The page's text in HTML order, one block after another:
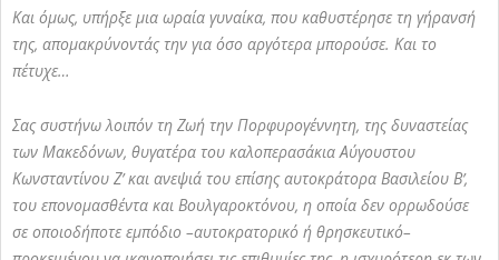
Και όμως, υπήρξε μια ωραία γυναίκα, που καθυστέρησε τη γήρανσή
της, απομακρύνοντάς την για όσο αργότερα μπορούσε. Και το
πέτυχε…
Σας συστήνω λοιπόν τη Ζωή την Πορφυρογέννητη, της δυναστείας
των Μακεδόνων, θυγατέρα του καλοπερασάκια Αύγουστου
Κωνσταντίνου Ζ’ και ανεψιά του επίσης αυτοκράτορα Βασιλείου Β’,
του επονομασθέντα και Βουλγαροκτόνου, η οποία δεν ορρωδούσε
σε οποιοδήποτε εμπόδιο –αυτοκρατορικό ή θρησκευτικό–